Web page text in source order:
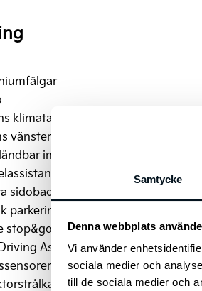
Samtycke
Denna webbplats
Vi använder
sociala medier och
till de sociala medier och
klimatanläggning
vänstersväng
innerbackspegel
sidobackspeglar
parkeringsbroms
stop&go
Assist 2.0
fram